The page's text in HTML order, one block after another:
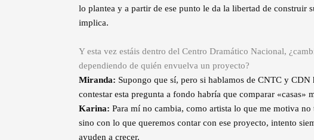
lo plantea y a partir de ese punto le da la libertad de construir
implica.
Y esta vez estáis dentro del Centro Dramático Nacional,
dependiendo de quién envuelva un proyecto?
Miranda: Supongo que sí, pero si hablamos de CNTC y
contestar esta pregunta a fondo habría que comparar «casas»
Karina: Para mí no cambia, como artista lo que me motiva
sino con lo que queremos contar con ese proyecto, intento
ayuden a crecer.